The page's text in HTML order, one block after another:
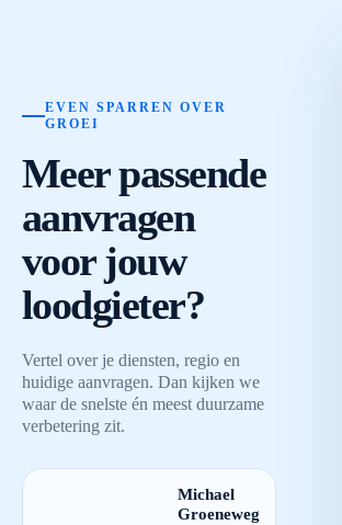
EVEN SPARREN OVER
GROEI
Meer passende
aanvragen
voor jouw
loodgieter?
Vertel over je diensten, regio en
huidige aanvragen. Dan kijken we
waar de snelste én meest duurzame
verbetering zit.
Michael
Groeneweg